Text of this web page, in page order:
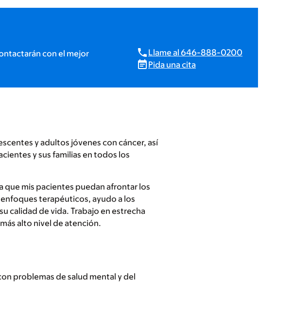
con el mejor
Llame al 646-888-0200
Pida una cita
y adultos jóvenes con cáncer, así
y sus familias en todos los
que mis pacientes puedan afrontar los
terapéuticos, ayudo a los
calidad de vida. Trabajo en estrecha
alto nivel de atención.
problemas de salud mental y del